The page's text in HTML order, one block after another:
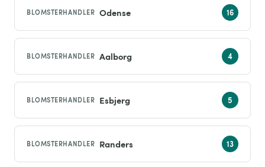
BLOMSTERHANDLER Odense
BLOMSTERHANDLER Aalborg
BLOMSTERHANDLER Esbjerg
BLOMSTERHANDLER Randers